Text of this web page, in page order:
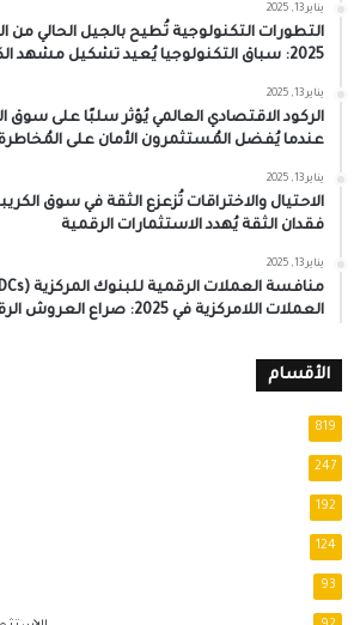
يناير 13, 2025
التطورات التكنولوجية تُطيح بالجيل الحالي من
2025: سباق التكنولوجيا يُعيد تشكيل مشهد الكريبتو
يناير 13, 2025
عندما يُفضل المُستثمرون الأمان على المُخاطرة
يناير 13, 2025
فقدان الثقة يُهدد الاستثمارات الرقمية
يناير 13, 2025
العملات اللامركزية في 2025: صراع العروش الرقمية
الأقسام
819
247
192
124
93